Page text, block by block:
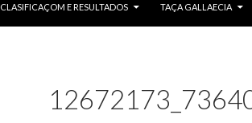
CLASIFICAÇOM E RESULTADOS TAÇA GALLAECIA